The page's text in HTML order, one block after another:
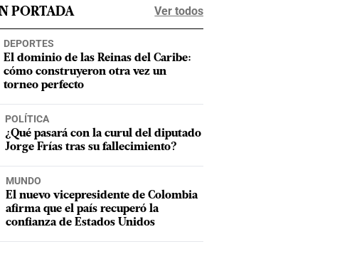
PORTADA Ver todos
DEPORTES
El dominio de las Reinas del Caribe:
cómo construyeron otra vez un
torneo perfecto
POLÍTICA
¿Qué pasará con la curul del diputado
Jorge Frías tras su fallecimiento?
MUNDO
El nuevo vicepresidente de Colombia
afirma que el país recuperó la
confianza de Estados Unidos